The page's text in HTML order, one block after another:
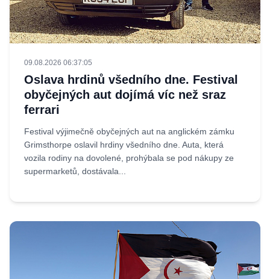
09.08.2026 06:37:05
Oslava hrdinů všedního dne. Festival
obyčejných aut dojímá víc než sraz
ferrari
Festival výjimečně obyčejných aut na anglickém zámku
Grimsthorpe oslavil hrdiny všedního dne. Auta, která
vozila rodiny na dovolené, prohýbala se pod nákupy ze
supermarketů, dostávala...